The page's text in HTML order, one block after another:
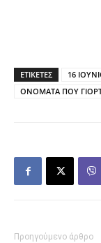
ΕΤΙΚΕΤΕΣ 16
ΟΝΟΜΑΤΑ ΠΟΥ
Προηγούμενο άρθρο